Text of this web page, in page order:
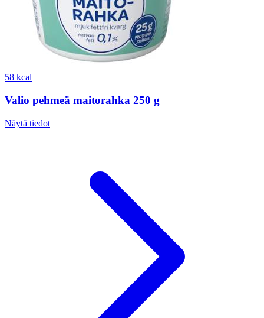
58 kcal
Valio pehmeä maitorahka 250 g
Näytä tiedot